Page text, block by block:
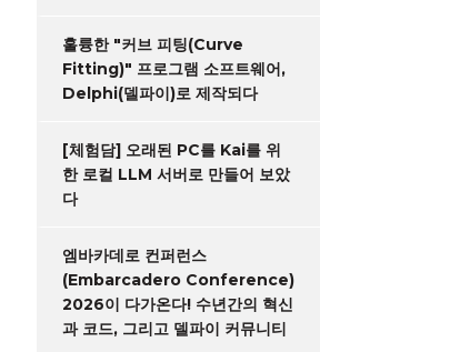
훌륭한 "커브 피팅(Curve
Fitting)" 프로그램 소프트웨어,
Delphi(델파이)로 제작되다
[체험담] 오래된 PC를 Kai를 위
한 로컬 LLM 서버로 만들어 보았
다
엠바카데로 컨퍼런스
(Embarcadero Conference)
2026이 다가온다! 수년간의 혁신
과 코드, 그리고 델파이 커뮤니티